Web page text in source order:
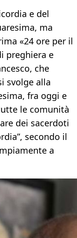
e del
ma
«24 ore per il
preghiera e
che
svolge alla
fra oggi e
le comunità
dei sacerdoti
secondo il
a